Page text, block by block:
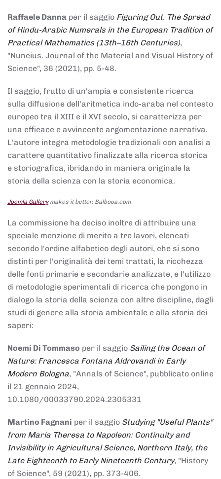
Raffaele Danna per il saggio Figuring Out. The Spread
of Hindu-Arabic Numerals in the European Tradition of
Practical Mathematics (13th–16th Centuries),
"Nuncius. Journal of the Material and Visual History of
Science", 36 (2021), pp. 5-48.
Il saggio, frutto di un'ampia e consistente ricerca
sulla diffusione dell'aritmetica indo-araba nel contesto
europeo tra il XIII e il XVI secolo, si caratterizza per
una efficace e avvincente argomentazione narrativa.
L'autore integra metodologie tradizionali con analisi a
carattere quantitativo finalizzate alla ricerca storica
e storiografica, ibridando in maniera originale la
storia della scienza con la storia economica.
Joomla Gallerymakes it better. Balbooa.com
La commissione ha deciso inoltre di attribuire una
speciale menzione di merito a tre lavori, elencati
secondo l'ordine alfabetico degli autori, che si sono
distinti per l'originalità dei temi trattati, la ricchezza
delle fonti primarie e secondarie analizzate, e l'utilizzo
di metodologie sperimentali di ricerca che pongono in
dialogo la storia della scienza con altre discipline, dagli
studi di genere alla storia ambientale e alla storia dei
saperi:
Noemi Di Tommaso per il saggio Sailing the Ocean of
Nature: Francesca Fontana Aldrovandi in Early
Modern Bologna, "Annals of Science", pubblicato online
il 21 gennaio 2024,
10.1080/00033790.2024.2305331
Martino Fagnani per il saggio Studying "Useful Plants"
from Maria Theresa to Napoleon: Continuity and
Invisibility in Agricultural Science, Northern Italy, the
Late Eighteenth to Early Nineteenth Century, "History
of Science", 59 (2021), pp. 373-406.